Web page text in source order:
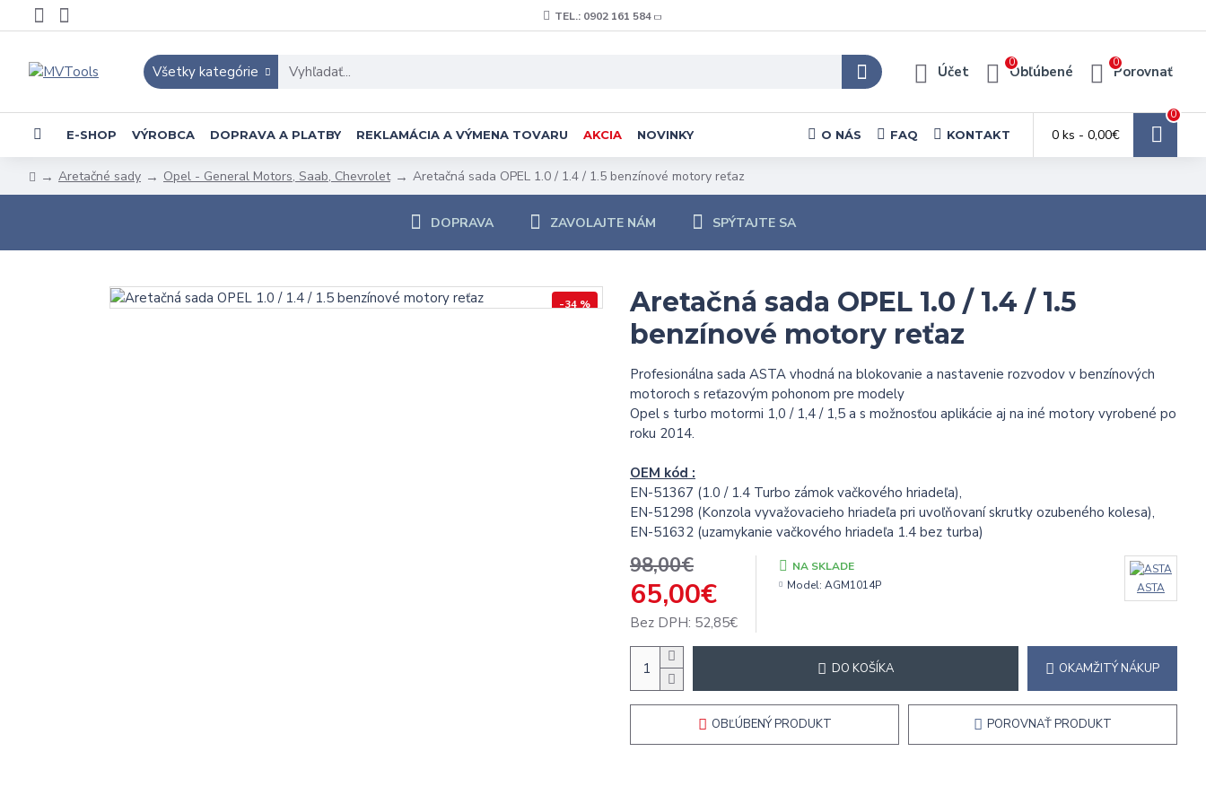
TEL.: 0902 161 584
Všetky kategórie Účet Obľúbené
0
Porovnať
0
E-SHOP VÝROBCA DOPRAVA A PLATBY REKLAMÁCIA A VÝMENA TOVARU AKCIA NOVINKY O NÁS FAQ KONTAKT 0 ks - 0,00€
0
Aretačné sady Opel - General Motors, Saab, Chevrolet Aretačná sada OPEL 1.0 / 1.4 / 1.5 benzínové motory reťaz
DOPRAVA ZAVOLAJTE NÁM SPÝTAJTE SA
-34 %
Aretačná sada OPEL 1.0 / 1.4 / 1.5
benzínové motory reťaz
Profesionálna sada ASTA vhodná na blokovanie a nastavenie rozvodov v benzínových
motoroch s reťazovým pohonom pre modely
Opel s turbo motormi 1,0 / 1,4 / 1,5 a s možnosťou aplikácie aj na iné motory vyrobené po
roku 2014.
OEM kód :
EN-51367 (1.0 / 1.4 Turbo zámok vačkového hriadeľa),
EN-51298 (Konzola vyvažovacieho hriadeľa pri uvoľňovaní skrutky ozubeného kolesa),
EN-51632 (uzamykanie vačkového hriadeľa 1.4 bez turba)
65,00€
98,00€
Bez DPH: 52,85€
NA SKLADE
Model: AGM1014P ASTA
DO KOŠÍKA OKAMŽITÝ NÁKUP
OBĽÚBENÝ PRODUKT POROVNAŤ PRODUKT